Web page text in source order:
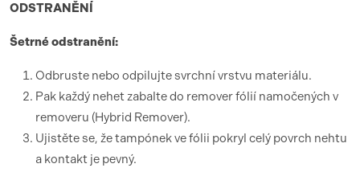
ODSTRANĚNÍ
Šetrné odstranění:
Odbruste nebo odpilujte svrchní vrstvu materiálu.
Pak každý nehet zabalte do remover fólií namočených v
removeru (Hybrid Remover).
Ujistěte se, že tampónek ve fólii pokryl celý povrch nehtu
a kontakt je pevný.